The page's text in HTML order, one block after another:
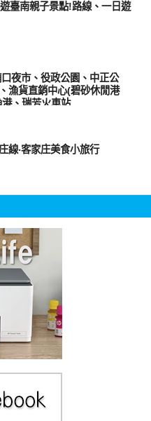
臺南親子景點!路線、一日遊
口夜市、役政公園、中正公
漁貨直銷中心(碧砂休閒港
、瑞芳火車站
線‧客家庄美食小旅行